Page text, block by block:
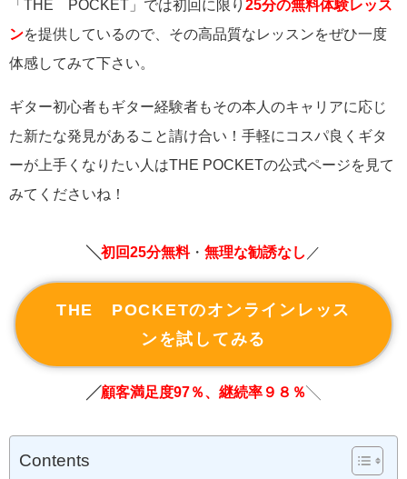
「THE POCKET」では初回に限り 25分の無料体験レッス
ンを提供しているので、その高品質なレッスンをぜひ一度
体感してみて下さい。
ギター初心者もギター経験者もその本人のキャリアに応じ
た新たな発見があること請け合い！手軽にコスパ良くギタ
ーが上手くなりたい人はTHE POCKETの公式ページを見て
みてくださいね！
╲ 初回25分無料・ 無理な勧誘なし ／
THE POCKETのオンラインレッス
ンを試してみる
╱顧客満足度97％、継続率９８％╲
Contents